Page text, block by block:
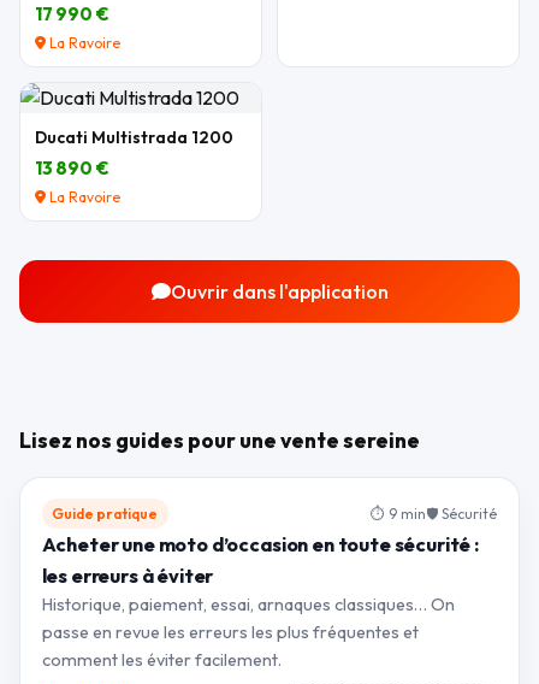
17 990 €
La Ravoire
Ducati Multistrada 1200
13 890 €
La Ravoire
Ouvrir dans l'application
Lisez nos guides pour une vente sereine
Guide pratique ⏱ 9 min🛡 Sécurité
Acheter une moto d’occasion en toute sécurité :
les erreurs à éviter
Historique, paiement, essai, arnaques classiques… On
passe en revue les erreurs les plus fréquentes et
comment les éviter facilement.